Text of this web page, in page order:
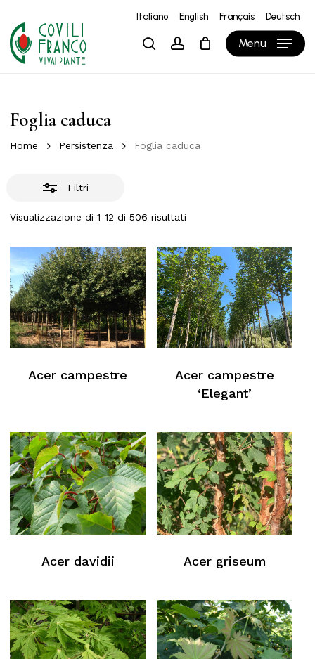
main
content
Italiano English Français Deutsch
searchaccount Menu
Carrello Close
Cart
Foglia caduca
Home Persistenza Foglia caduca
Filtri
Visualizzazione di 1-12 di 506 risultati
Close
Filters
Acer campestre
Acer campestre
‘Elegant’
Acer davidii Acer griseum